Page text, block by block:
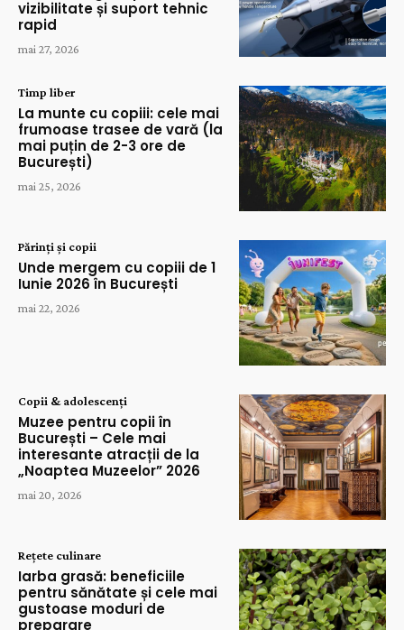
vizibilitate și suport tehnic
rapid
mai 27, 2026
Timp liber
La munte cu copiii: cele mai
frumoase trasee de vară (la
mai puțin de 2-3 ore de
București)
mai 25, 2026
Părinți și copii
Unde mergem cu copiii de 1
Iunie 2026 în București
mai 22, 2026
Copii & adolescenți
Muzee pentru copii în
București – Cele mai
interesante atracții de la
„Noaptea Muzeelor” 2026
mai 20, 2026
Rețete culinare
Iarba grasă: beneficiile
pentru sănătate și cele mai
gustoase moduri de
preparare